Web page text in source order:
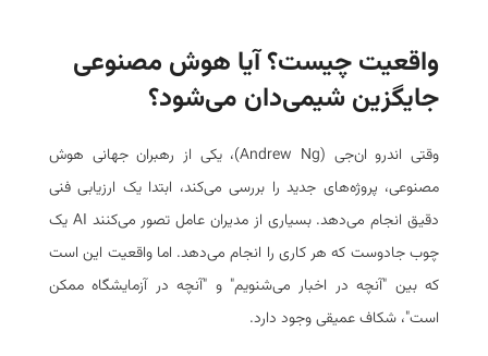
واقعیت چیست؟ آیا هوش مصنوعی
جایگزین شیمی‌دان می‌شود؟
وقتی اندرو ان‌جی (Andrew Ng)، یکی از رهبران جهانی هوش
مصنوعی، پروژه‌های جدید را بررسی می‌کند، ابتدا یک ارزیابی فنی
دقیق انجام می‌دهد. بسیاری از مدیران عامل تصور می‌کنند AI یک
چوب جادوست که هر کاری را انجام می‌دهد. اما واقعیت این است
که بین "آنچه در اخبار می‌شنویم" و "آنچه در آزمایشگاه ممکن
است"، شکاف عمیقی وجود دارد.